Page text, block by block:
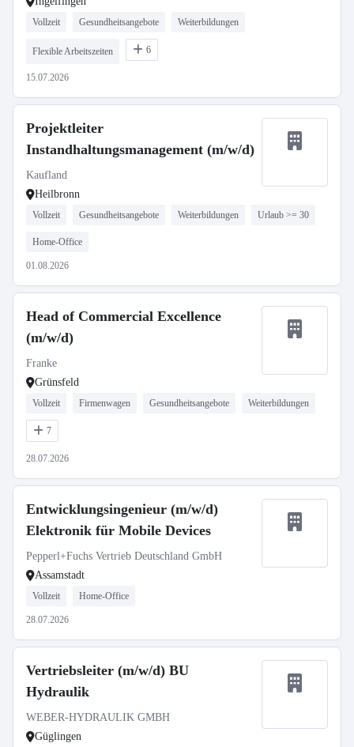
Vollzeit Gesundheitsangebote Weiterbildungen
Flexible Arbeitszeiten 6
15.07.2026
Projektleiter
Instandhaltungsmanagement (m/w/d)
Kaufland
Heilbronn
Vollzeit Gesundheitsangebote Weiterbildungen Urlaub >= 30
Home-Office
01.08.2026
Head of Commercial Excellence
(m/w/d)
Franke
Grünsfeld
Vollzeit Firmenwagen Gesundheitsangebote Weiterbildungen
7
28.07.2026
Entwicklungsingenieur (m/w/d)
Elektronik für Mobile Devices
Pepperl+Fuchs Vertrieb Deutschland GmbH
Assamstadt
Vollzeit Home-Office
28.07.2026
Vertriebsleiter (m/w/d) BU
Hydraulik
WEBER-HYDRAULIK GMBH
Güglingen